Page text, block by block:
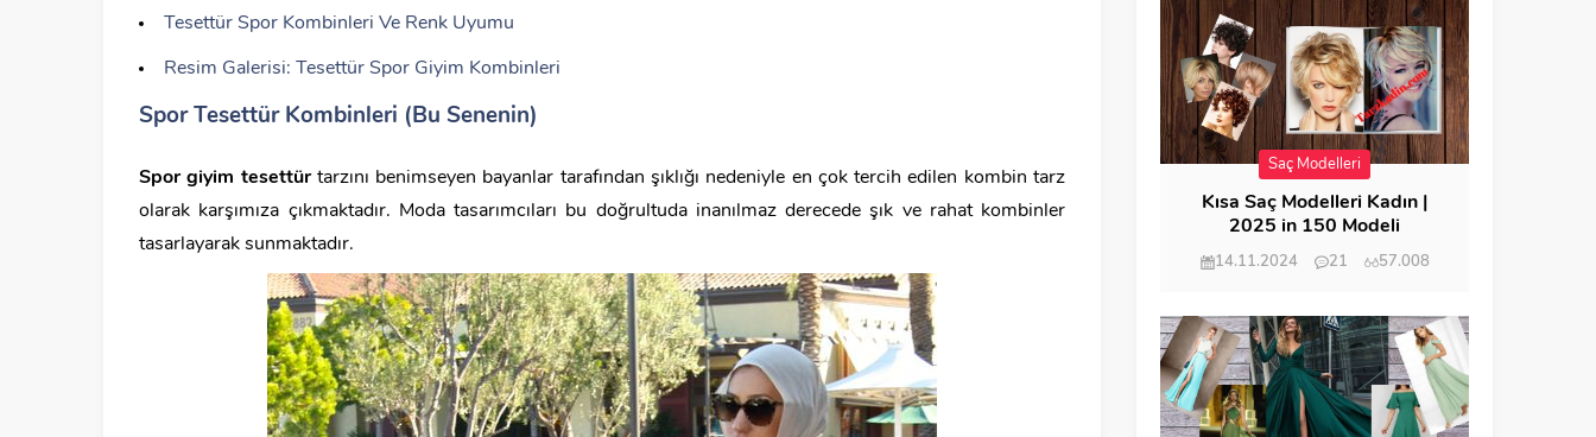
Tesettür Spor Kombinleri Ve Renk Uyumu
Resim Galerisi: Tesettür Spor Giyim Kombinleri
Spor Tesettür Kombinleri (Bu Senenin)
Spor giyim tesettürtarzını benimseyen bayanlar tarafından şıklığı nedeniyle en çok tercih edilen kombin tarz
olarak karşımıza çıkmaktadır. Moda tasarımcıları bu doğrultuda inanılmaz derecede şık ve rahat kombinler
tasarlayarak sunmaktadır.
Saç Modelleri
Kısa Saç Modelleri Kadın |
2025 in 150 Modeli
14.11.2024 21 57.008